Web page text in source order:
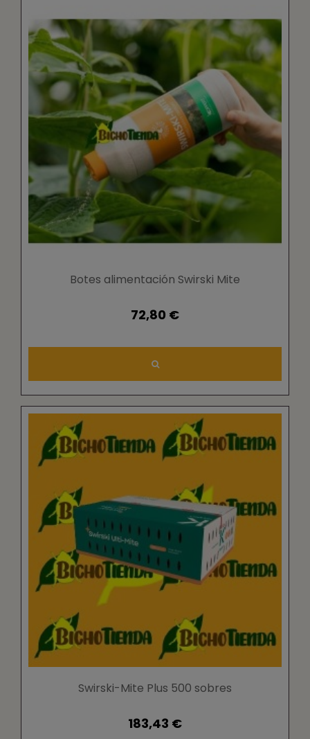
Botes alimentación Swirski Mite
72,80 €
Swirski-Mite Plus 500 sobres
183,43 €